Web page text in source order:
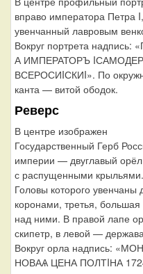
вправо императора Петра I,
увенчанный лавровым
Вокруг портрета надпись:
А ИМПЕРАТОРЪ
ВСЕРОСИIСКИI». По
канта — витой ободок.
Реверс
В центре изображен
Государственный Герб
империи — двуглавый орёл
с распущенными крыльями.
Головы которого увенчаны
коронами, третья, большая
над ними. В правой лапе
скипетр, в левой —
Вокруг орла надпись:
НОВАѦ ЦЕНА ПОЛТIНА